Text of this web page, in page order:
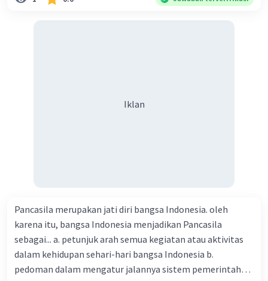
sekunder. Bagaimana cara mendapatkan sumber sejarah
ristiwa sejarah di masa lampau. Bagaimana cara
yang menyaksikan, mendengar, atau mengalami langsung
suatu peristiwa sejarah. Sumber benda merupakan sumber
sejarah yang diperoleh dari benda-benda peninggalan
sejarah. Mengapa sumber sejarah sangat penting dalam
sejarah? Sumber sejarah lisan sangat bermanfaat agar
sejarah dapat terus diingat oleh masyarakat sebagai
Iklan
Pancasila merupakan jati diri bangsa Indonesia. oleh
karena itu, bangsa Indonesia menjadikan Pancasila
sebagai... a. petunjuk arah semua kegiatan atau aktivitas
dalam kehidupan sehari-hari bangsa Indonesia b.
pedoman dalam mengatur jalannya sistem pemerintahan